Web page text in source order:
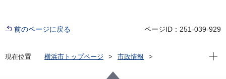
前のページに戻る ページID：251-039-929
現在位置 横浜市トップページ
市政情報
現在